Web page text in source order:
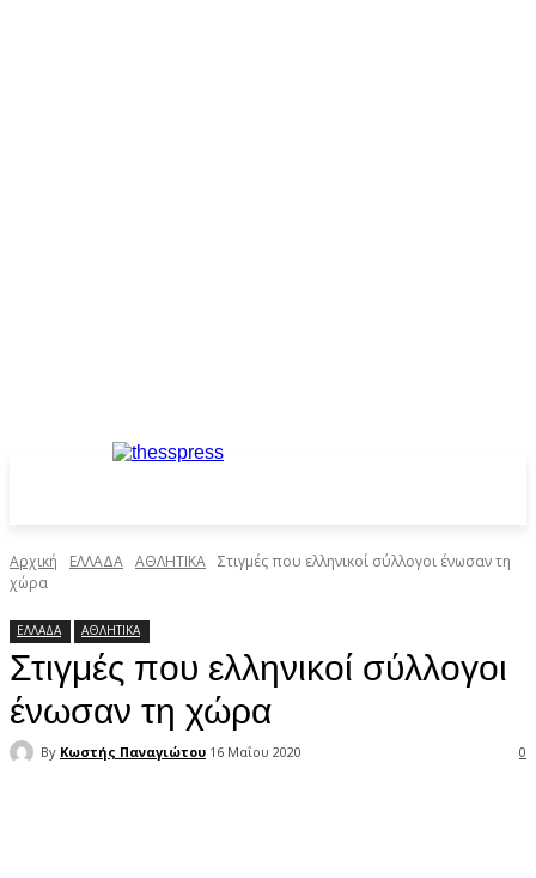
Αρχική ΕΛΛΑΔΑ ΑΘΛΗΤΙΚΑ Στιγμές που ελληνικοί σύλλογοι ένωσαν τη
χώρα
ΕΛΛΑΔΑ ΑΘΛΗΤΙΚΑ
Στιγμές που ελληνικοί σύλλογοι
ένωσαν τη χώρα
By Κωστής Παναγιώτου 16 Μαΐου 2020 0